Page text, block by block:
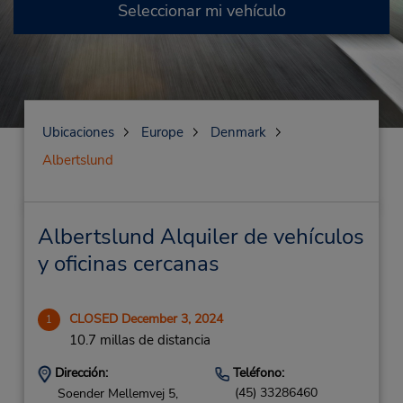
Seleccionar mi vehículo
Ubicaciones Europe
Denmark
Albertslund
Albertslund Alquiler de vehículos
y oficinas cercanas
1 CLOSED December 3, 2024
10.7 millas de distancia
Dirección:
Soender Mellemvej 5,
Teléfono:
(45) 33286460